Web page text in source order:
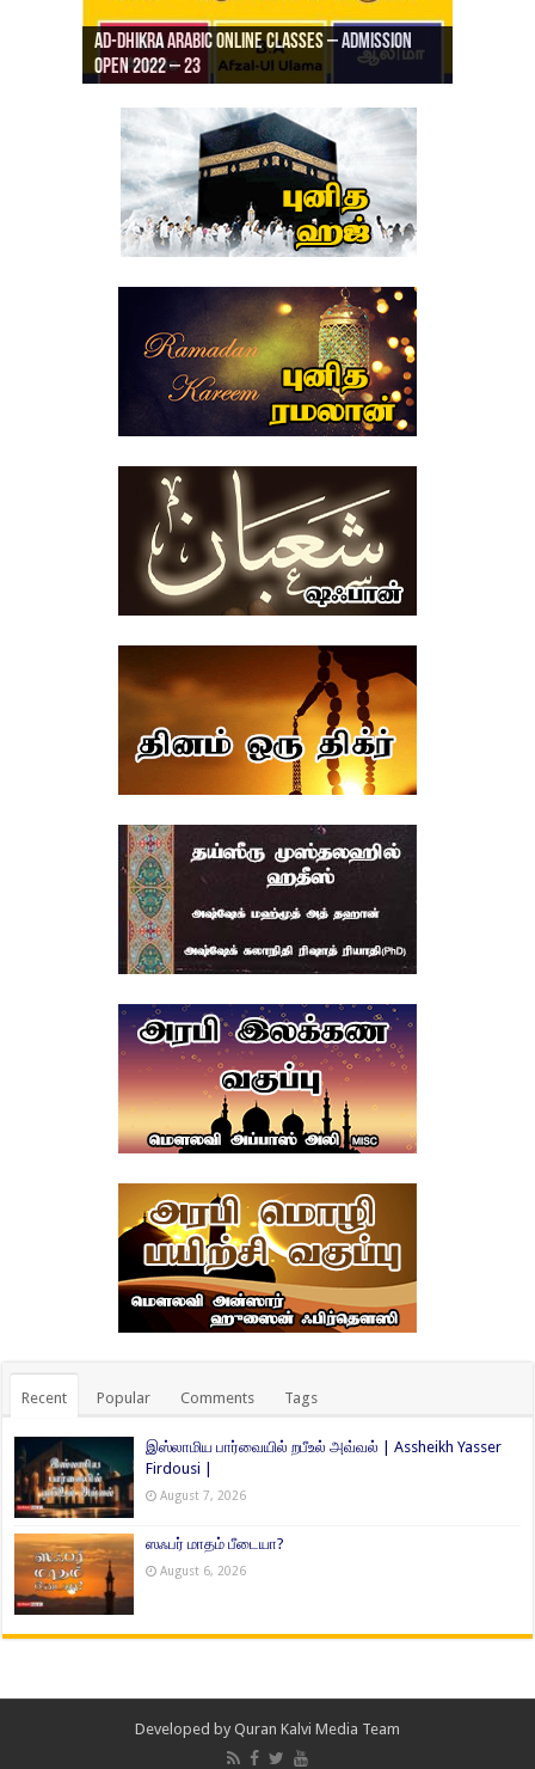
Ad-Dhikra Arabic Online Classes – Admission
Open 2022 – 23
Ad-Dhikra Arabic Online Classes – BA Arabic
AD DHIKRA ARABIC COLLEGE ADMISSION
ரியாத் ஜும்ஆ தமிழாக்கம், Jamia Al Hajiri
Masjid (Kuwait Masjid), Malaz, Riyadh
Recent Popular Comments Tags
இஸ்லாமிய பார்வையில் றபீஉல் அவ்வல் | Assheikh Yasser
Firdousi |
August 7, 2026
ஸஃபர் மாதம் பீடையா?
August 6, 2026
Developed by Quran Kalvi Media Team